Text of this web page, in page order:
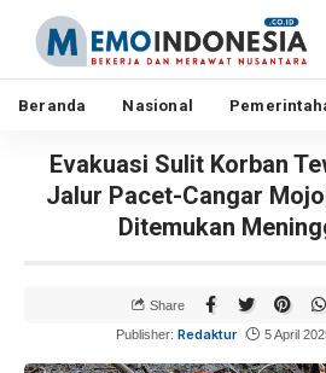
Beranda Nasional
Evakuasi Sulit Korban
Jalur Pacet-Cangar
Ditemukan
Publisher: Redaktur 5 April
Share